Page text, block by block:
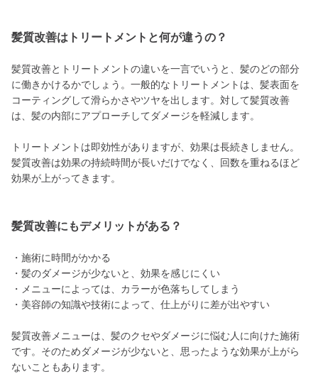
髪質改善はトリートメントと何が違うの？
髪質改善とトリートメントの違いを一言でいうと、髪のどの部分
に働きかけるかでしょう。一般的なトリートメントは、髪表面を
コーティングして滑らかさやツヤを出します。対して髪質改善
は、髪の内部にアプローチしてダメージを軽減します。
トリートメントは即効性がありますが、効果は長続きしません。
髪質改善は効果の持続時間が長いだけでなく、回数を重ねるほど
効果が上がってきます。
髪質改善にもデメリットがある？
・施術に時間がかかる
・髪のダメージが少ないと、効果を感じにくい
・メニューによっては、カラーが色落ちしてしまう
・美容師の知識や技術によって、仕上がりに差が出やすい
髪質改善メニューは、髪のクセやダメージに悩む人に向けた施術
です。そのためダメージが少ないと、思ったような効果が上がら
ないこともあります。